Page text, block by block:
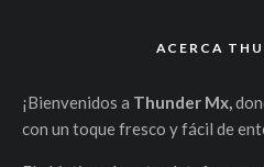
ACERCA
¡Bienvenidos a Thunder Mx,
con un toque fresco y fácil de